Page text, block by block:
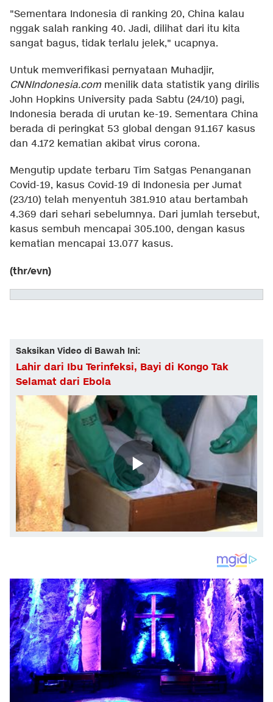
"Sementara Indonesia di ranking 20, China kalau
nggak salah ranking 40. Jadi, dilihat dari itu kita
sangat bagus, tidak terlalu jelek," ucapnya.
Untuk memverifikasi pernyataan Muhadjir,
CNNIndonesia.commenilik data statistik yang dirilis
John Hopkins University pada Sabtu (24/10) pagi,
Indonesia berada di urutan ke-19. Sementara China
berada di peringkat 53 global dengan 91.167 kasus
dan 4.172 kematian akibat virus corona.
Mengutip update terbaru Tim Satgas Penanganan
Covid-19, kasus Covid-19 di Indonesia per Jumat
(23/10) telah menyentuh 381.910 atau bertambah
4.369 dari sehari sebelumnya. Dari jumlah tersebut,
kasus sembuh mencapai 305.100, dengan kasus
kematian mencapai 13.077 kasus.
(thr/evn)
Saksikan Video di Bawah Ini:
Lahir dari Ibu Terinfeksi, Bayi di Kongo Tak
Selamat dari Ebola